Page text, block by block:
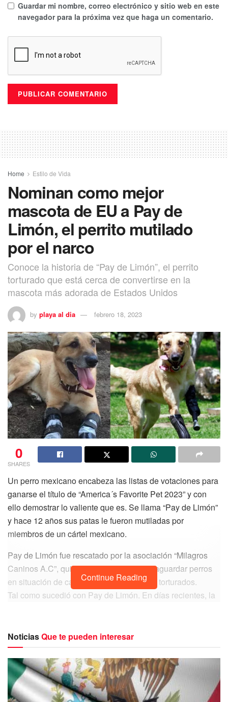
Guardar mi nombre, correo electrónico y sitio web en este
navegador para la próxima vez que haga un comentario.
Home Estilo de Vida
Nominan como mejor
mascota de EU a Pay de
Limón, el perrito mutilado
por el narco
Conoce la historia de “Pay de Limón”, el perrito
torturado que está cerca de convertirse en la
mascota más adorada de Estados Unidos
by playa al dia febrero 18, 2023
0
SHARES
Un perro mexicano encabeza las listas de votaciones para
ganarse el título de “America´s Favorite Pet 2023” y con
ello demostrar lo valiente que es. Se llama “Pay de Limón”
y hace 12 años sus patas le fueron mutiladas por
miembros de un cártel mexicano.
Pay de Limón fue rescatado por la asociación “Milagros
Caninos A.C”, quienes se dedican a salvaguardar perros
en situación de calle y otros que han sido torturados.
Tal como sucedió con Pay de Limón. En días recientes, la
los animales en Estados Unidos.
Continue Reading
NoticiasQue te pueden interesar